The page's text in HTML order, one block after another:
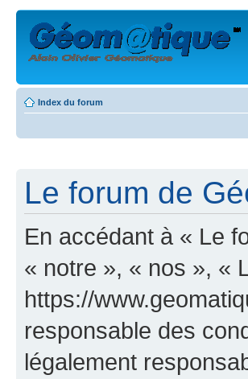
Index du forum
Le forum de
En accédant à « Le
« notre », « nos », «
https://
responsable des
légalement